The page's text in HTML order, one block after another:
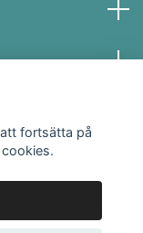
fortsätta på